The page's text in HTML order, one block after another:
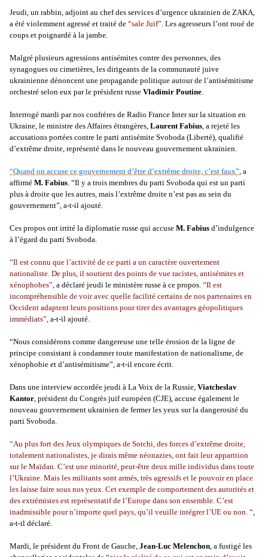
Jeudi, un rabbin, adjoint au chef des services d’urgence ukrainien de ZAKA,
a été violemment agressé et traité de “sale Juif”. Les agresseurs l’ont roué de
coups et poignardé à la jambe.
Malgré plusieurs agressions antisémites contre des personnes, des
synagogues ou cimetières, les dirigeants de la communauté juive
ukrainienne dénoncent une propagande politique autour de l’antisémitisme
orchestré selon eux par le président russe Vladimir Poutine.
Interrogé mardi par nos confrères de Radio France Inter sur la situation en
Ukraine, le ministre des Affaires étrangères, Laurent Fabius, a rejeté les
accusations portées contre le parti antisémite Svoboda (Liberté), qualifié
d’extrême droite, représenté dans le nouveau gouvernement ukrainien.
“Quand on accuse ce gouvernement d’être d’extrême droite, c’est faux”, a
affirmé M. Fabius. “Il y a trois membres du parti Svoboda qui est un parti
plus à droite que les autres, mais l’extrême droite n’est pas au sein du
gouvernement”, a-t-il ajouté.
Ces propos ont irrité la diplomatie russe qui accuse M. Fabius d’indulgence
à l’égard du parti Svoboda.
“Il est connu que l’activité de ce parti a un caractère ouvertement
nationaliste. De plus, il soutient des points de vue racistes, antisémites et
xénophobes”, a déclaré jeudi le ministère russe à ce propos. “Il est
incompréhensible de voir avec quelle facilité certains de nos partenaires en
Occident adaptent leurs positions pour tirer des avantages géopolitiques
immédiats”, a-t-il ajouté.
“Nous considérons comme dangereuse une telle érosion de la ligne de
principe consistant à condamner toute manifestation de nationalisme, de
xénophobie et d’antisémitisme”, a-t-il encore écrit.
Dans une interview accordée jeudi à La Voix de la Russie, Viatcheslav
Kantor, président du Congrès juif européen (CJE), accuse également le
nouveau gouvernement ukrainien de fermer les yeux sur la dangerosité du
parti Svoboda.
“Au plus fort des Jeux olympiques de Sotchi, des forces d’extrême droite,
totalement nationalistes, je dirais même néonazies, ont fait leur apparition
sur le Maïdan. C’est une minorité, peut-être deux mille individus dans toute
l’Ukraine. Mais les militants sont armés, très agressifs et le pouvoir en place
les laisse faire sous nos yeux. Cet exemple de comportement des autorités et
des extrémistes est représentatif de l’Europe dans son ensemble. C’est
inadmissible pour n’importe quel pays, qu’il veuille intégrer l’UE ou non. “,
a-t-il déclaré.
Mardi, le président du Front de Gauche, Jean-Luc Melenchon, a fustigé les